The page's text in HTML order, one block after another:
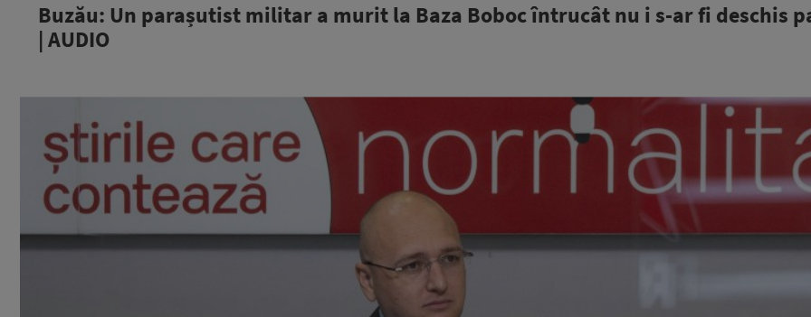
Buzău: Un parașutist militar a murit la Baza Boboc întrucât nu i s-ar fi deschis
| AUDIO